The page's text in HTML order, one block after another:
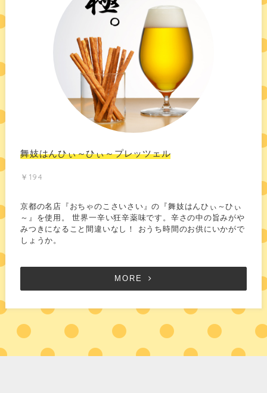
舞妓はんひぃ～ひぃ～プレッツェル
￥194
京都の名店『おちゃのこさいさい』の『舞妓はんひぃ～ひぃ
～』を使用。 世界一辛い狂辛薬味です。辛さの中の旨みがや
みつきになること間違いなし！ おうち時間のお供にいかがで
しょうか。
MORE